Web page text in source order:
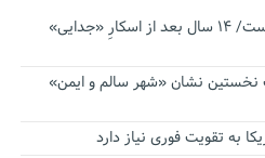
نجات‌دهنده‌ همچنان در آیینه است/ ۱۴ سال بعد از اسکارِ «جدایی»
نشان «شهر سالم و ایمن»
تقویت فوری نیاز دارد